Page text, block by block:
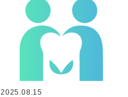
2025.08.15